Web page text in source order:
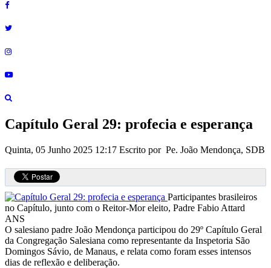
Capítulo Geral 29: profecia e esperança
Quinta, 05 Junho 2025 12:17 Escrito por Pe. João Mendonça, SDB
Participantes brasileiros
no Capítulo, junto com o Reitor-Mor eleito, Padre Fabio Attard
ANS
O salesiano padre João Mendonça participou do 29º Capítulo Geral
da Congregação Salesiana como representante da Inspetoria São
Domingos Sávio, de Manaus, e relata como foram esses intensos
dias de reflexão e deliberação.